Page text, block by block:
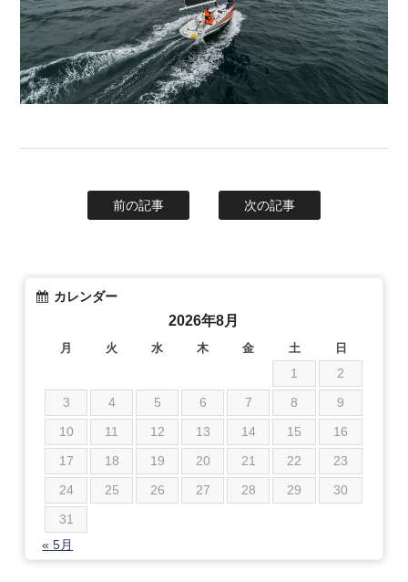
前の記事 次の記事
カレンダー
2026年8月
月 火 水 木 金 土 日
1
2
3
4 5 6 7 8
9
10
11 12 13 14 15
16
17
18 19 20 21 22
23
24
25 26 27 28 29
30
31
« 5月